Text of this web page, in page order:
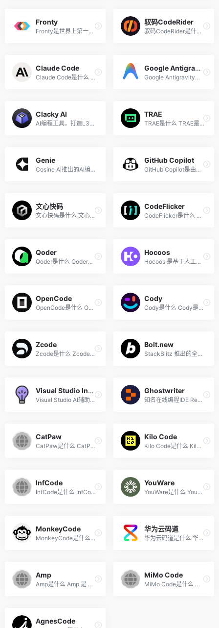
Fronty
Fronty是世界上第一个由 AI ...
驭码CodeRider
驭码CodeRider是什么 驭码Cod...
Claude Code
Claude Code是什么 Claude Co...
Google Antigravity
Google Antigravity是什么 Go...
Clacky AI
AI编程工具，打造L3级的Codin...
TRAE
TRAE是什么 TRAE是字节跳动推...
Genie
Cosine AI推出的AI编程助手
GitHub Copilot
GitHub Copilot是由GitHub与O...
文心快码
文心快码是什么 文心快码（Ba...
CodeFlicker
CodeFlicker是什么 CodeFlick...
Qoder
Qoder是什么 Qoder是阿里巴巴...
Hocoos
Hocoos 是基于人工智能的网站...
OpenCode
OpenCode是什么 OpenCode 是...
Cody
Cody是什么 Cody是由代码搜索...
Zcode
Zcode是什么 Zcode 是智谱AI...
Bolt.new
StackBlitz 推出的全栈AI代码...
Visual Studio IntelliCode
Visual Studio AI辅助开发
Ghostwriter
知名在线编程IDE Replit推出...
CatPaw
CatPaw是什么 CatPaw 是美团...
Kilo Code
Kilo Code是什么 Kilo Code ...
InfCode
InfCode是什么 InfCode 是词...
YouWare
YouWare是什么 YouWare 是一...
MonkeyCode
MonkeyCode是什么 MonkeyCode...
华为云码道
华为云码道是什么 华为云码道...
Amp
Amp是什么 Amp 是 Sourcegrap...
MiMo Code
MiMo Code是什么 MiMo Code ...
AgnesCode